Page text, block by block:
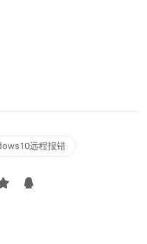
远程报错